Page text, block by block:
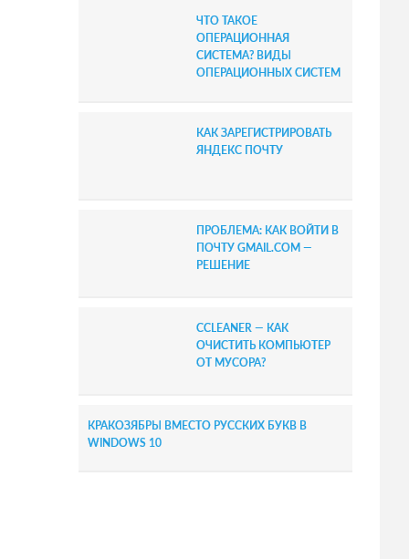
ЧТО ТАКОЕ
ОПЕРАЦИОННАЯ
СИСТЕМА? ВИДЫ
ОПЕРАЦИОННЫХ СИСТЕМ
КАК ЗАРЕГИСТРИРОВАТЬ
ЯНДЕКС ПОЧТУ
ПРОБЛЕМА: КАК ВОЙТИ В
ПОЧТУ GMAIL.COM —
РЕШЕНИЕ
CCLEANER — КАК
ОЧИСТИТЬ КОМПЬЮТЕР
ОТ МУСОРА?
КРАКОЗЯБРЫ ВМЕСТО РУССКИХ БУКВ В
WINDOWS 10